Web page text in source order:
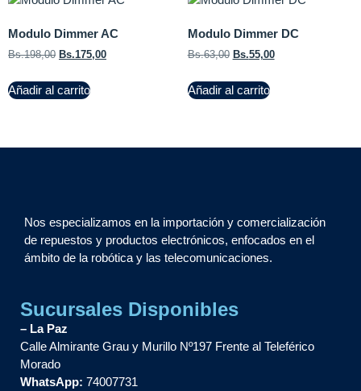
Modulo Dimmer AC
Bs.198,00 Bs.175,00
Añadir al carrito
Modulo Dimmer DC
Bs.63,00 Bs.55,00
Añadir al carrito
Nos especializamos en la importación y comercialización
de repuestos y productos electrónicos, enfocados en el
ámbito de la robótica y las telecomunicaciones.
Sucursales Disponibles
– La Paz
Calle Almirante Grau y Murillo Nº197 Frente al Teleférico
Morado
WhatsApp: 74007731